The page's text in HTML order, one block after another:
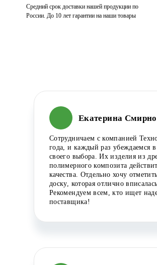
Средний срок доставки нашей продукции по
России. До 10 лет гарантии на наши товары
Екатерина
Сотрудничаем с компанией
года, и каждый раз убеждаемся в
своего выбора. Их изделия из
полимерного композита
качества. Отдельно хочу
доску, которая отлично
Рекомендуем всем, кто ищет
поставщика!